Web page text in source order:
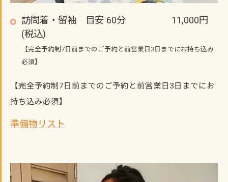
訪問着・留袖 目安 60分 11,000円
(税込)
【完全予約制7日前までのご予約と前営業日3日までにお持ち込み
必須】
【完全予約制7日前までのご予約と前営業日3日までにお
持ち込み必須】
準備物リスト